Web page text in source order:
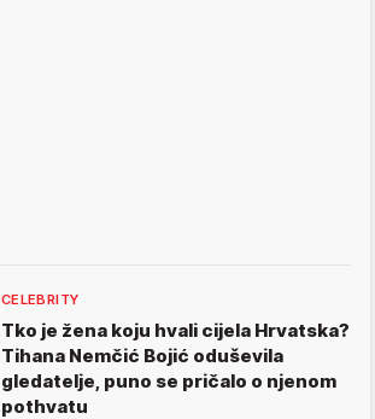
CELEBRITY
Tko je žena koju hvali cijela Hrvatska?
Tihana Nemčić Bojić oduševila
gledatelje, puno se pričalo o njenom
pothvatu